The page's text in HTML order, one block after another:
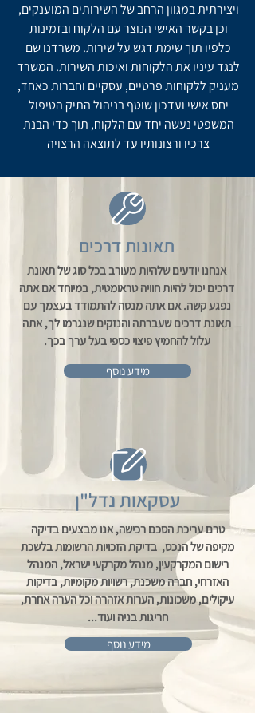
ויצירתית במגוון הרחב של השירותים המוענקים,
וכן בקשר האישי הנוצר עם הלקוח ובזמינות
כלפיו תוך שימת דגש על שירות. משרדנו שם
לנגד עיניו את הלקוחות ואיכות השירות. המשרד
מעניק ללקוחות פרטיים, עסקיים וחברות כאחד,
יחס אישי ועדכון שוטף בניהול התיק הטיפול
המשפטי נעשה יחד עם הלקוח, תוך כדי הבנת
צרכיו ורצונותיו עד לתוצאה הרצויה
תאונות דרכים
אנחנו יודעים שלהיות מעורב בכל סוג של תאונת
דרכים יכול להיות חוויה טראומטית, במיוחד אם אתה
נפגע קשה. אם אתה מנסה להתמודד בעצמך עם
תאונת דרכים שעברתה והנזקים שנגרמו לך, אתה
עלול להחמיץ פיצוי כספי בעל ערך בכך.
מידע נוסף
עסקאות נדל"ן
טרם עריכת הסכם רכישה, אנו מבצעים בדיקה
מקיפה של הנכס, בדיקת הזכויות הרשומות בלשכת
רישום המקרקעין, מנהל מקרקעי ישראל, המנהל
האזרחי, חברה משכנת, רשויות מקומיות, בדיקות
עיקולים, משכונות, הערות אזהרה וכל הערה אחרת,
חריגות בניה ועוד...
מידע נוסף